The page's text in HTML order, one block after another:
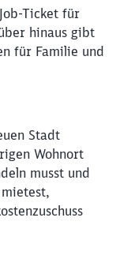
Ticket für
hinaus gibt
für Familie und
Stadt
Wohnort
musst und
Weiter